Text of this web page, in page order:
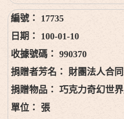
17735
100-01-10
990370
財團法人合
巧克力奇幻世
張